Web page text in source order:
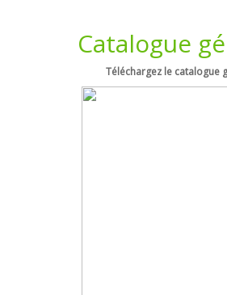
Catalogue
Téléchargez le catalogue